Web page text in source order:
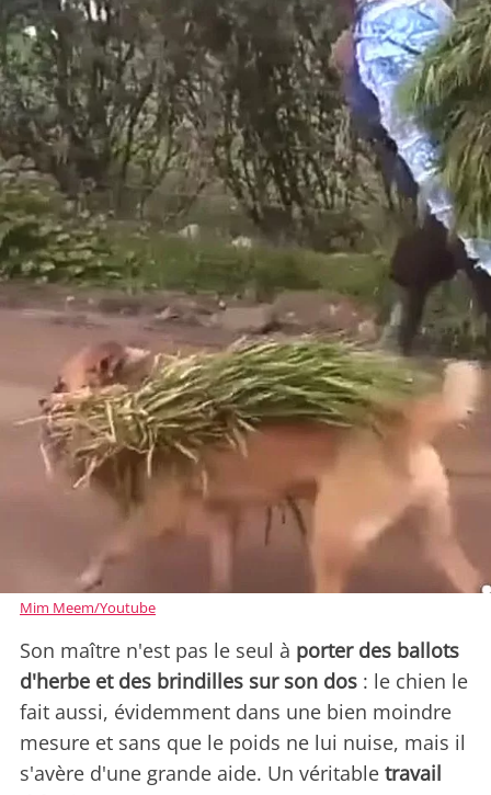
Mim Meem/Youtube
Son maître n'est pas le seul à porter des ballots
d'herbe et des brindilles sur son dos : le chien le
fait aussi, évidemment dans une bien moindre
mesure et sans que le poids ne lui nuise, mais il
s'avère d'une grande aide. Un véritable travail